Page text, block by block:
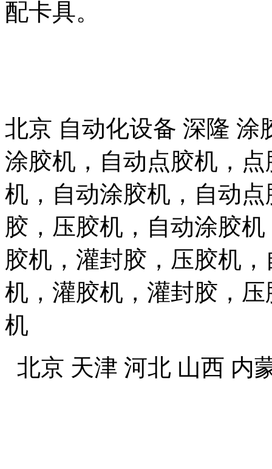
配卡具。
北京 自动化设备 深隆 涂
涂胶机，自动点胶机，
机，自动涂胶机，自动点
胶，压胶机，自动涂胶
胶机，灌封胶，压胶机
机，灌胶机，灌封胶，
机
北京 天津 河北 山西 内